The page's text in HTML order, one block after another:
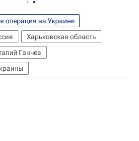
операция на Украине
Харьковская область
Ганчев